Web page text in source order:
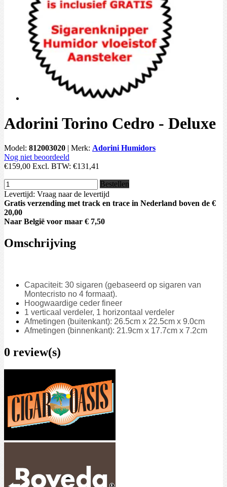
Adorini Torino Cedro - Deluxe
Model: 812003020 | Merk: Adorini Humidors
Nog niet beoordeeld
€159,00 Excl. BTW: €131,41
Bestellen
Levertijd: Vraag naar de levertijd
Gratis verzending met track en trace in Nederland boven de €
20,00
Naar België voor maar € 7,50
Omschrijving
Capaciteit: 30 sigaren (gebaseerd op sigaren van
Montecristo no 4 formaat).
Hoogwaardige ceder fineer
1 verticaal verdeler, 1 horizontaal verdeler
Afmetingen (buitenkant): 26.5cm x 22.5cm x 9.0cm
Afmetingen (binnenkant): 21.9cm x 17.7cm x 7.2cm
0 review(s)